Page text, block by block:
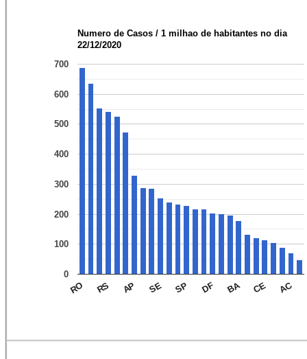
Numero de Casos / 1 milhao de habitantes no dia
22/12/2020
RO RS AP SE SP DF BA CE AC
0
100
200
300
400
500
600
700